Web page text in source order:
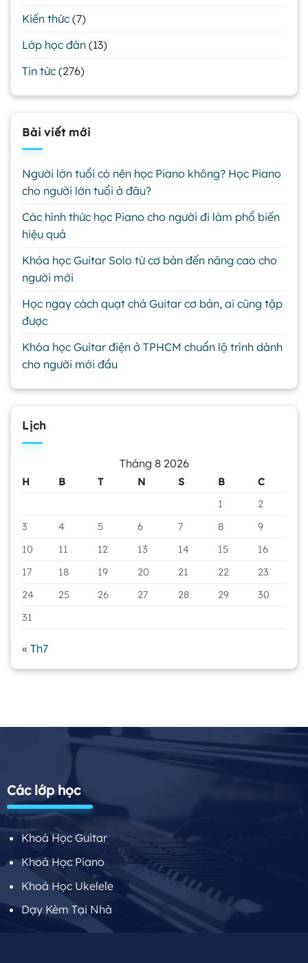
Kiến thức (7)
Lớp học đàn (13)
Tin tức (276)
Bài viết mới
Người lớn tuổi có nên học Piano không? Học Piano
cho người lớn tuổi ở đâu?
Các hình thức học Piano cho người đi làm phổ biến
hiệu quả
Khóa học Guitar Solo từ cơ bản đến nâng cao cho
người mới
Học ngay cách quạt chả Guitar cơ bản, ai cũng tập
được
Khóa học Guitar điện ở TPHCM chuẩn lộ trình dành
cho người mới đầu
Lịch
Tháng 8 2026
H B T N S B
C
1
2
3
4 5 6 7 8
9
10
11 12 13 14 15
16
17
18 19 20 21 22
23
24
25 26 27 28 29
30
31
« Th7
Các lớp học
Khoá Học Guitar
Khoá Học Piano
Khoá Học Ukelele
Dạy Kèm Tại Nhà